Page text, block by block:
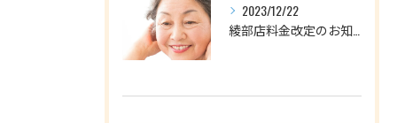
2023/12/22